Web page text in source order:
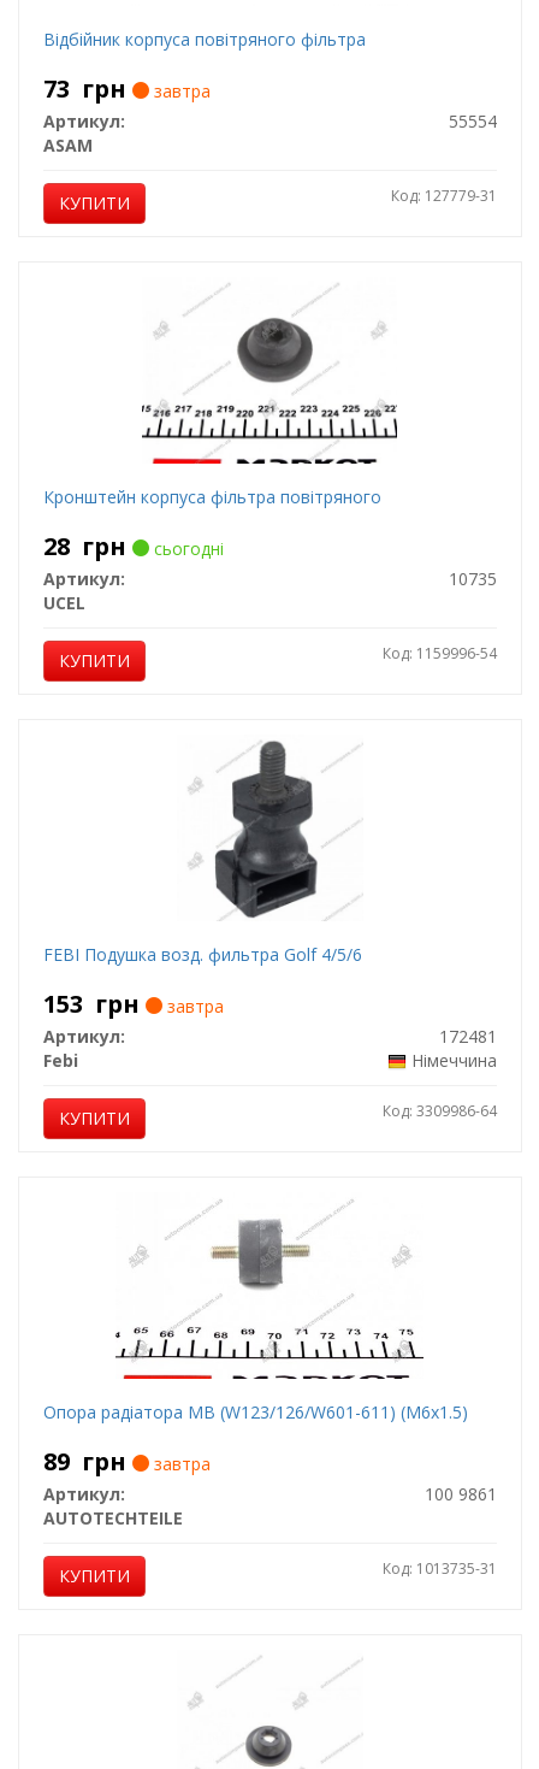
Відбійник корпуса повітряного фільтра
73 грн
завтра
Артикул:
55554
ASAM
КУПИТИ Код: 127779-31
Кронштейн корпуса фільтра повітряного
28 грн
сьогодні
Артикул:
10735
UCEL
КУПИТИ Код: 1159996-54
FEBI Подушка возд. фильтра Golf 4/5/6
153 грн
завтра
Артикул:
172481
Febi
Німеччина
КУПИТИ Код: 3309986-64
Опора радіатора MB (W123/126/W601-611) (M6x1.5)
89 грн
завтра
Артикул:
100 9861
AUTOTECHTEILE
КУПИТИ Код: 1013735-31